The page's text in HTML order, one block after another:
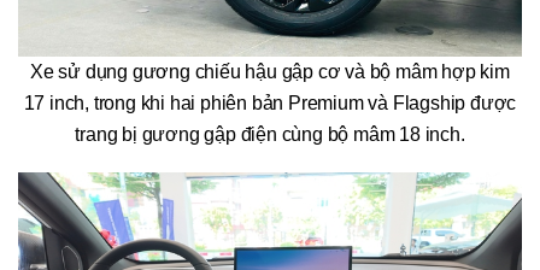
Xe sử dụng gương chiếu hậu gập cơ và bộ mâm hợp kim
17 inch, trong khi hai phiên bản Premium và Flagship được
trang bị gương gập điện cùng bộ mâm 18 inch.